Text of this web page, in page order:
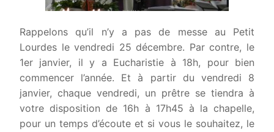
Rappelons qu’il n’y a pas de messe au Petit
Lourdes le vendredi 25 décembre. Par contre, le
1er janvier, il y a Eucharistie à 18h, pour bien
commencer l’année. Et à partir du vendredi 8
janvier, chaque vendredi, un prêtre se tiendra à
votre disposition de 16h à 17h45 à la chapelle,
pour un temps d’écoute et si vous le souhaitez, le